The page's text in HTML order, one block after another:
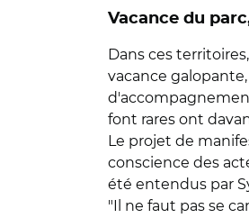
Vacance du
Dans ces
vacance
font rares ont
Le projet de
conscience des
été entendus par
"Il ne faut pas se